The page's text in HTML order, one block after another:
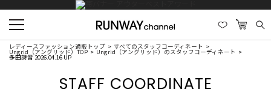
レディースファッション通販トップ すべてのスタッフコーディネート
Ungrid（アングリッド）TOP Ungrid（アングリッド）のスタッフコーディネート
多田詩音 2026.04.16 UP
STAFF COORDINATE